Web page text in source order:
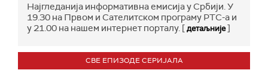
Најгледанија информативна емисија у Србији. У
19.30 на Првом и Сателитском програму РТС-а и
у 21.00 на нашем интернет порталу. [детаљније]
СВЕ ЕПИЗОДЕ СЕРИЈАЛА